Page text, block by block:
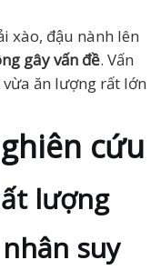
xào, đậu nành lên
gây vấn đề. Vấn
ăn lượng rất lớn
cứu
lượng
suy